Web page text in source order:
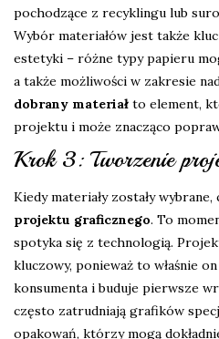
pochodzące z recyklingu lub
Wybór materiałów jest także
estetyki – różne typy papieru
a także możliwości w zakresie
dobrany materiał to element,
projektu i może znacząco
Krok 3: Tworzenie
Kiedy materiały zostały
projektu graficznego. To
spotyka się z technologią.
kluczowy, ponieważ to właśnie
konsumenta i buduje pierwsze
często zatrudniają grafików
opakowań, którzy mogą